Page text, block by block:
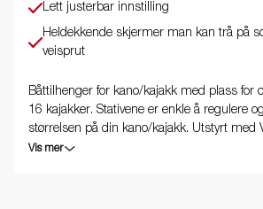
Lett justerbar innstilling
Heldekkende skjermer man kan trå på
veisprut
Båttilhenger for kano/kajakk med plass for
16 kajakker. Stativene er enkle å regulere
størrelsen på din kano/kajakk. Utstyrt med
tilhengerdrag og utmerkede
tilhengerens understell. Vanntette hjullagre
Vis mer